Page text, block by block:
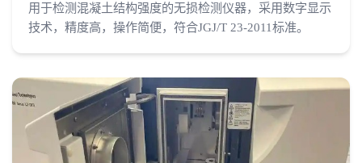
用于检测混凝土结构强度的无损检测仪器，采用数字显示
技术，精度高，操作简便，符合JGJ/T 23-2011标准。